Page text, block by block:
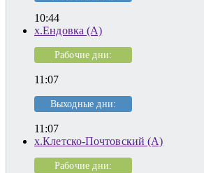
10:44
х.Ендовка (А)
Рабочие дни:
11:07
Выходные дни:
11:07
х.Клетско-Почтовский (А)
Рабочие дни: